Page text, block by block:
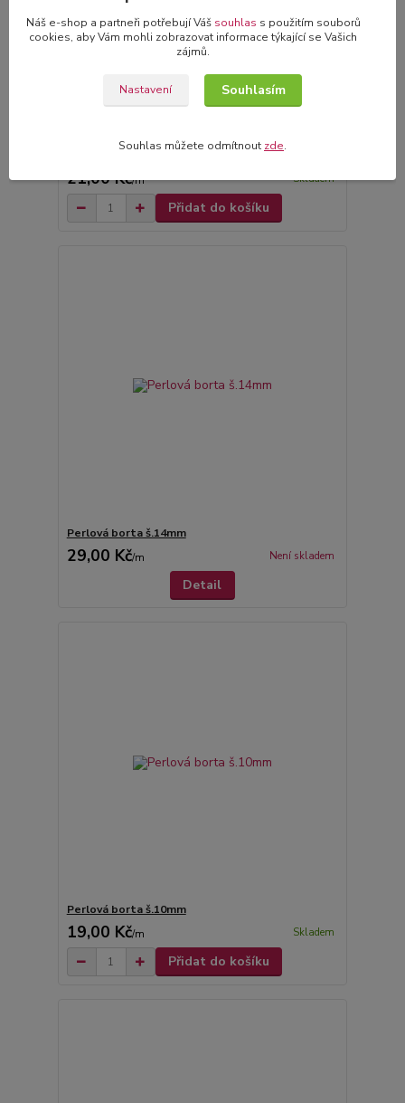
21,00 Kč/m Skladem
Přidat do košíku
Perlová borta š.14mm
29,00 Kč/m Není skladem
Detail
Perlová borta š.10mm
19,00 Kč/m Skladem
Přidat do košíku
Náš e-shop a partneři potřebují Váš souhlas s použitím souborů
cookies, aby Vám mohli zobrazovat informace týkající se Vašich
zájmů.
Nastavení Souhlasím
Souhlas můžete odmítnout zde.